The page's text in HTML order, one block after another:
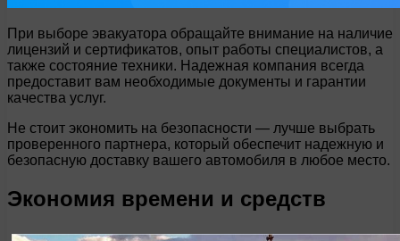
При выборе эвакуатора обращайте внимание на наличие
лицензий и сертификатов, опыт работы специалистов, а
также состояние техники. Надежная компания всегда
предоставит вам необходимые документы и гарантии
качества услуг.
Не стоит экономить на безопасности — лучше выбрать
проверенного партнера, который обеспечит надежную и
безопасную доставку вашего автомобиля в любое место.
Экономия времени и средств